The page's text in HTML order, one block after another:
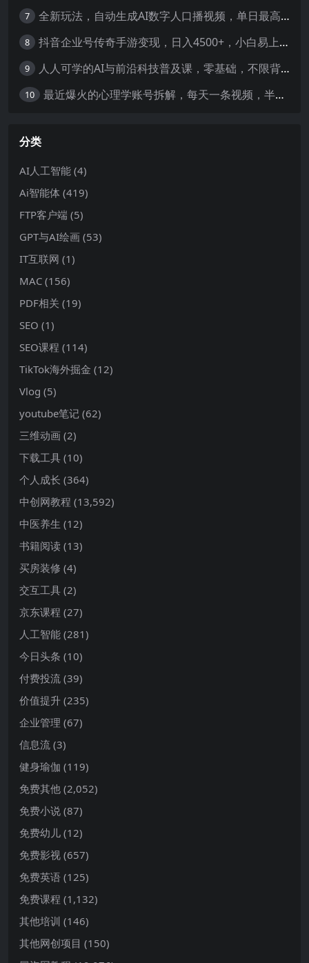
7 全新玩法，自动生成AI数字人口播视频，单日最高3000+，能快速上手!-暖阳网
8 抖音企业号传奇手游变现，日入4500+，小白易上手
9 人人可学的AI与前沿科技普及课，零基础，不限背景通俗易懂，深入浅出-暖阳网
10 最近爆火的心理学账号拆解，每天一条视频，半个小时解决，轻松日入三百+-暖阳网
分类
AI人工智能 (4)
Ai智能体 (419)
FTP客户端 (5)
GPT与AI绘画 (53)
IT互联网 (1)
MAC (156)
PDF相关 (19)
SEO (1)
SEO课程 (114)
TikTok海外掘金 (12)
Vlog (5)
youtube笔记 (62)
三维动画 (2)
下载工具 (10)
个人成长 (364)
中创网教程 (13,592)
中医养生 (12)
书籍阅读 (13)
买房装修 (4)
交互工具 (2)
京东课程 (27)
人工智能 (281)
今日头条 (10)
付费投流 (39)
价值提升 (235)
企业管理 (67)
信息流 (3)
健身瑜伽 (119)
免费其他 (2,052)
免费小说 (87)
免费幼儿 (12)
免费影视 (657)
免费英语 (125)
免费课程 (1,132)
其他培训 (146)
其他网创项目 (150)